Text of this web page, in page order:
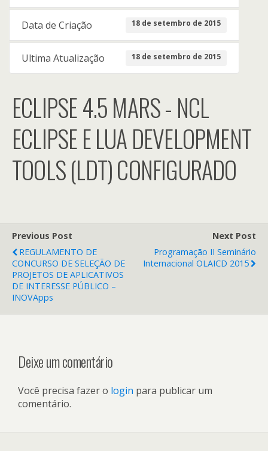
Data de Criação 18 de setembro de 2015
Ultima Atualização 18 de setembro de 2015
ECLIPSE 4.5 MARS - NCL
ECLIPSE E LUA DEVELOPMENT
TOOLS (LDT) CONFIGURADO
Previous Post
REGULAMENTO DE
CONCURSO DE SELEÇÃO DE
PROJETOS DE APLICATIVOS
DE INTERESSE PÚBLICO –
INOVApps
Next Post
Programação II Seminário
Internacional OLAICD 2015
Deixe um comentário
Você precisa fazer o login para publicar um
comentário.